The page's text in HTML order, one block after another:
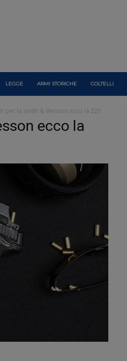
LEGGE ARMI STORICHE COLTELLI
per la Smith & Wesson ecco la 22X
ecco la